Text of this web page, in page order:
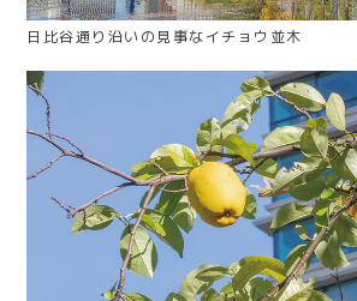
日比谷通り沿いの見事なイチョウ並木